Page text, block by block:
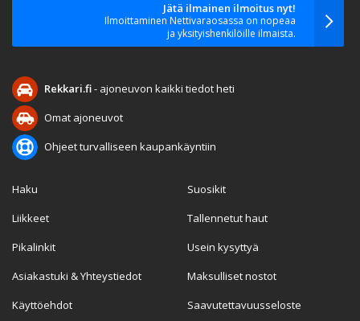
Jätä ilmainen ilmoitus nyt!
Ilmoittaminen Nettivaraosassa on nopeaa
ja yksityishenkilöille ilmaista.
Rekkari.fi- ajoneuvon kaikki tiedot heti
Omat ajoneuvot
Ohjeet turvalliseen kaupankäyntiin
Haku
Liikkeet
Pikalinkit
Asiakastuki & Yhteystiedot
Käyttöehdot
Suosikit
Tallennetut haut
Usein kysyttyä
Maksulliset nostot
Saavutettavuusseloste